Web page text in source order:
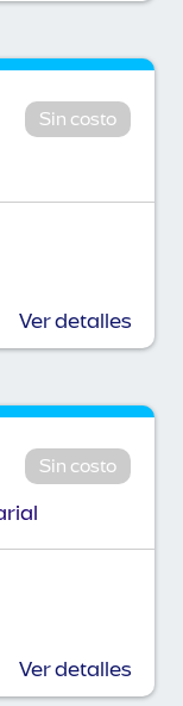
Sin costo
Ver detalles
Sin costo
Ver detalles